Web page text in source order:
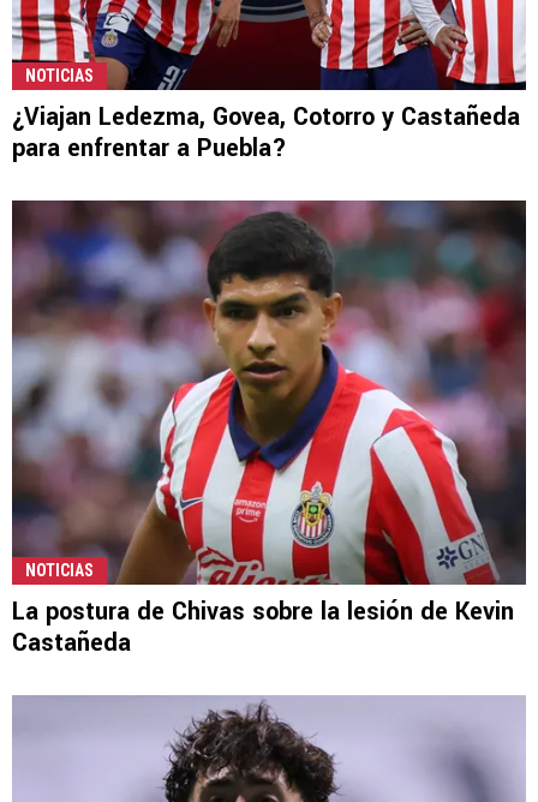
NOTICIAS
¿Viajan Ledezma, Govea, Cotorro y Castañeda
para enfrentar a Puebla?
NOTICIAS
La postura de Chivas sobre la lesión de Kevin
Castañeda